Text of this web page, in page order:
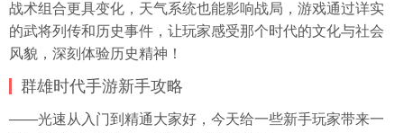
战术组合更具变化，天气系统也能影响战局，游戏通过详实
的武将列传和历史事件，让玩家感受那个时代的文化与社会
风貌，深刻体验历史精神！
群雄时代手游新手攻略
——光速从入门到精通大家好，今天给一些新手玩家带来一